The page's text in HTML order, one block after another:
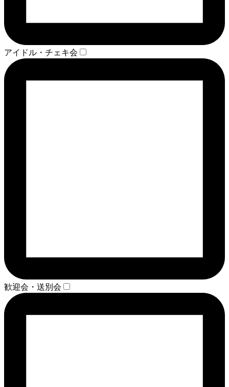
アイドル・チェキ会
歓迎会・送別会